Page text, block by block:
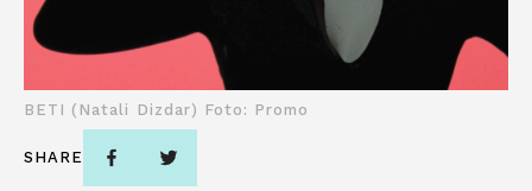
BETI (Natali Dizdar) Foto: Promo
SHARE